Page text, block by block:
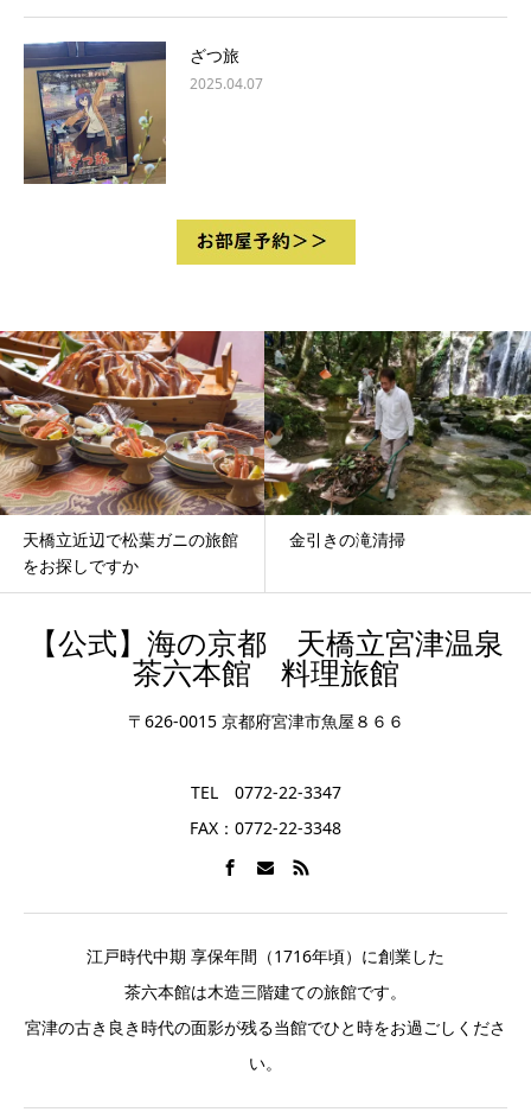
ざつ旅
2025.04.07
ニの旅館 金引きの滝清掃
近畿圏で卒業旅
【公式】海の京都 天橋立宮津温泉
茶六本館 料理旅館
〒626-0015 京都府宮津市魚屋８６６
TEL 0772-22-3347
FAX：0772-22-3348
江戸時代中期 享保年間（1716年頃）に創業した
茶六本館は木造三階建ての旅館です。
宮津の古き良き時代の面影が残る当館でひと時をお過ごしくださ
い。